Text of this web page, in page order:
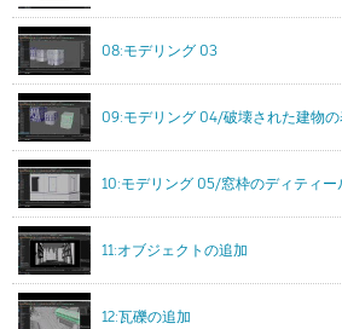
08:モデリング 03
09:モデリング 04/破壊された建物
10:モデリング 05/窓枠のディティー
11:オブジェクトの追加
12:瓦礫の追加